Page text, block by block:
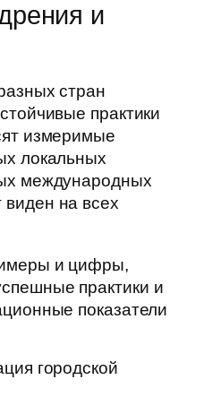
и
стран
практики
измеримые
локальных
международных
на всех
и цифры,
практики и
показатели
городской